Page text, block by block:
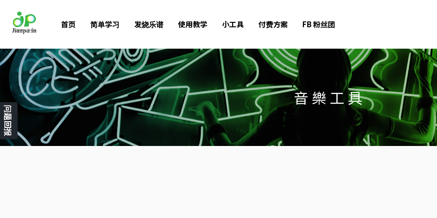
首页 简单学习 发烧乐谱 使用教学 小工具 付费方案 FB 粉丝团
音 樂 工 具
问题回报